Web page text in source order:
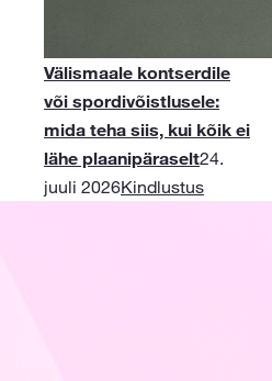
Välismaale kontserdile
või spordivõistlusele:
mida teha siis, kui kõik ei
lähe plaanipäraselt24.
juuli 2026Kindlustus